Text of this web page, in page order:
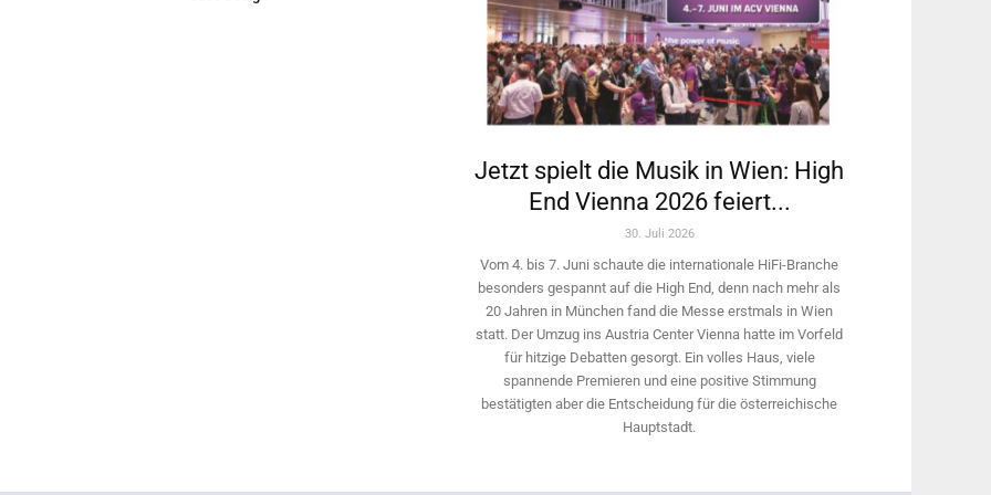
Jetzt spielt die Musik in Wien: High
End Vienna 2026 feiert...
30. Juli 2026
Vom 4. bis 7. Juni schaute die internationale HiFi-Branche
besonders gespannt auf die High End, denn nach mehr als
20 Jahren in München fand die Messe erstmals in Wien
statt. Der Umzug ins Austria Center Vienna hatte im Vorfeld
für hitzige Debatten gesorgt. Ein volles Haus, viele
spannende Premieren und eine positive Stimmung
bestätigten aber die Entscheidung für die österreichische
Hauptstadt.